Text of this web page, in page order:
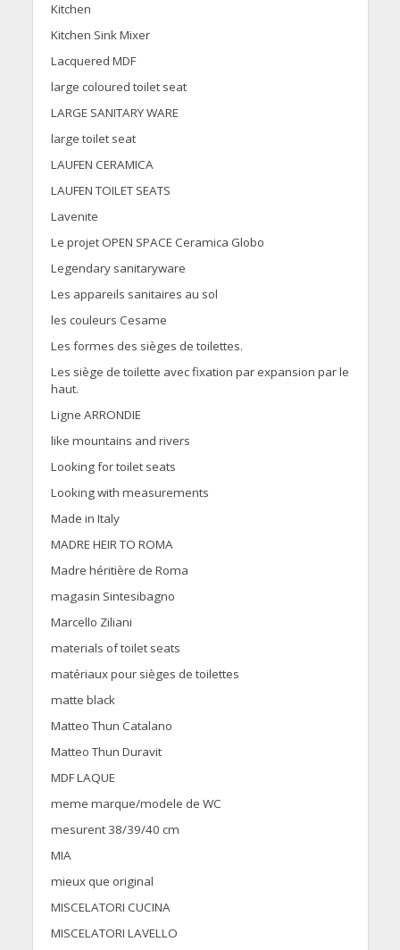
Kitchen
Kitchen Sink Mixer
Lacquered MDF
large coloured toilet seat
LARGE SANITARY WARE
large toilet seat
LAUFEN CERAMICA
LAUFEN TOILET SEATS
Lavenite
Le projet OPEN SPACE Ceramica Globo
Legendary sanitaryware
Les appareils sanitaires au sol
les couleurs Cesame
Les formes des sièges de toilettes.
Les siège de toilette avec fixation par expansion par le
haut.
Ligne ARRONDIE
like mountains and rivers
Looking for toilet seats
Looking with measurements
Made in Italy
MADRE HEIR TO ROMA
Madre héritière de Roma
magasin Sintesibagno
Marcello Ziliani
materials of toilet seats
matériaux pour sièges de toilettes
matte black
Matteo Thun Catalano
Matteo Thun Duravit
MDF LAQUE
meme marque/modele de WC
mesurent 38/39/40 cm
MIA
mieux que original
MISCELATORI CUCINA
MISCELATORI LAVELLO